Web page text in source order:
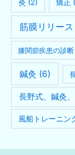
灸 (2) 矯正
筋膜リリース
膝関節疾患の診断
鍼灸 (6)
長野式、鍼灸
風船トレーニン